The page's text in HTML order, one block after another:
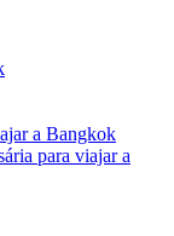
a Bangkok
para viajar a